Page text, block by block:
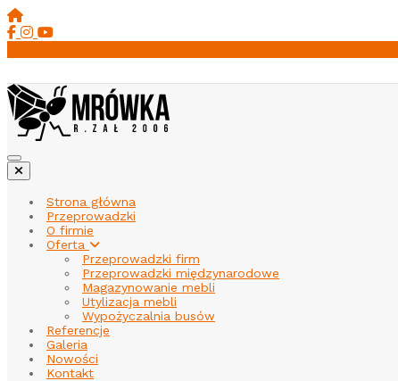
Strona główna
Przeprowadzki
O firmie
Oferta
Przeprowadzki firm
Przeprowadzki międzynarodowe
Magazynowanie mebli
Utylizacja mebli
Wypożyczalnia busów
Referencje
Galeria
Nowości
Kontakt